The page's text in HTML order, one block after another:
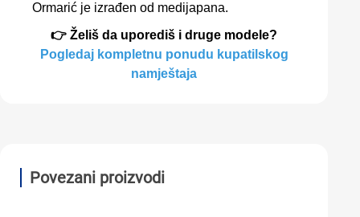
Ormarić je izrađen od medijapana.
👉 Želiš da uporediš i druge modele?
Pogledaj kompletnu ponudu kupatilskog
namještaja
Povezani proizvodi